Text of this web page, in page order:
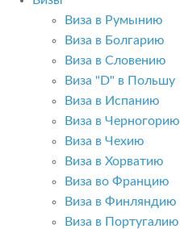
Виза в Румынию
Виза в Болгарию
Виза в Словению
Виза "D" в Польшу
Виза в Испанию
Виза в Черногорию
Виза в Чехию
Виза в Хорватию
Виза во Францию
Виза в Финляндию
Виза в Португалию